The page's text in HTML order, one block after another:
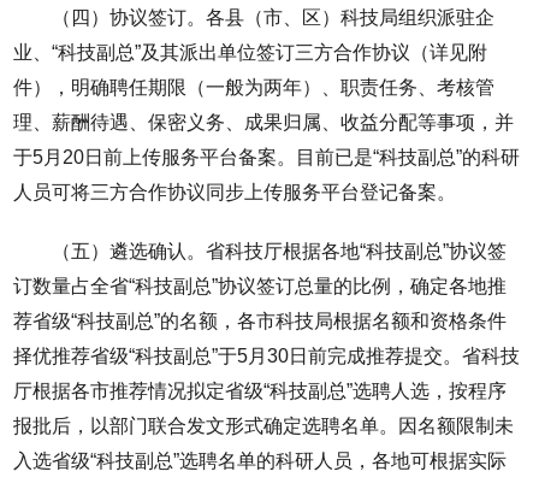
（四）协议签订。各县（市、区）科技局组织派驻企
业、“科技副总”及其派出单位签订三方合作协议（详见附
件），明确聘任期限（一般为两年）、职责任务、考核管
理、薪酬待遇、保密义务、成果归属、收益分配等事项，并
于5月20日前上传服务平台备案。目前已是“科技副总”的科研
人员可将三方合作协议同步上传服务平台登记备案。
（五）遴选确认。省科技厅根据各地“科技副总”协议签
订数量占全省“科技副总”协议签订总量的比例，确定各地推
荐省级“科技副总”的名额，各市科技局根据名额和资格条件
择优推荐省级“科技副总”于5月30日前完成推荐提交。省科技
厅根据各市推荐情况拟定省级“科技副总”选聘人选，按程序
报批后，以部门联合发文形式确定选聘名单。因名额限制未
入选省级“科技副总”选聘名单的科研人员，各地可根据实际